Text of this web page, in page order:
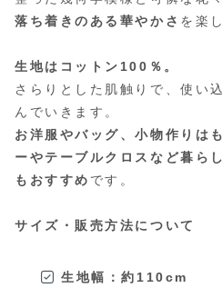
落ち着きのある華やかさ を楽
生地はコットン100％。
さらりとした肌触りで、使い
んでいきます。
お洋服やバッグ、小物作りは
ーやテーブルクロスなど暮ら
もおすすめ です。
サイズ・販売方法について
生地幅：約110cm